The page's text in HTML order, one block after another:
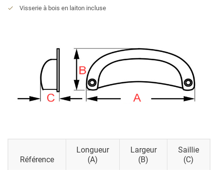
Visserie à bois en laiton incluse
Référence
Longueur
(A)
Largeur
(B)
Saillie
(c)